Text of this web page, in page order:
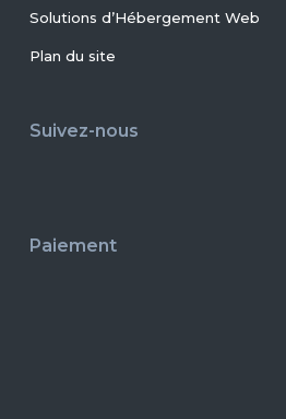
Solutions d’Hébergement Web
Plan du site
Suivez-nous
Paiement